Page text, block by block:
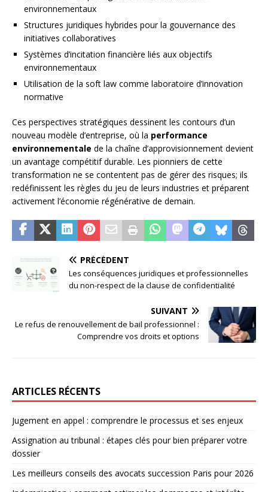
environnementaux
Structures juridiques hybrides pour la gouvernance des
initiatives collaboratives
Systèmes d’incitation financière liés aux objectifs
environnementaux
Utilisation de la soft law comme laboratoire d’innovation
normative
Ces perspectives stratégiques dessinent les contours d’un
nouveau modèle d’entreprise, où la performance
environnementale de la chaîne d’approvisionnement devient
un avantage compétitif durable. Les pionniers de cette
transformation ne se contentent pas de gérer des risques; ils
redéfinissent les règles du jeu de leurs industries et préparent
activement l’économie régénérative de demain.
PRÉCÉDENT
Les conséquences juridiques et professionnelles
du non-respect de la clause de confidentialité
SUIVANT
Le refus de renouvellement de bail professionnel :
Comprendre vos droits et options
ARTICLES RÉCENTS
Jugement en appel : comprendre le processus et ses enjeux
Assignation au tribunal : étapes clés pour bien préparer votre
dossier
Les meilleurs conseils des avocats succession Paris pour 2026